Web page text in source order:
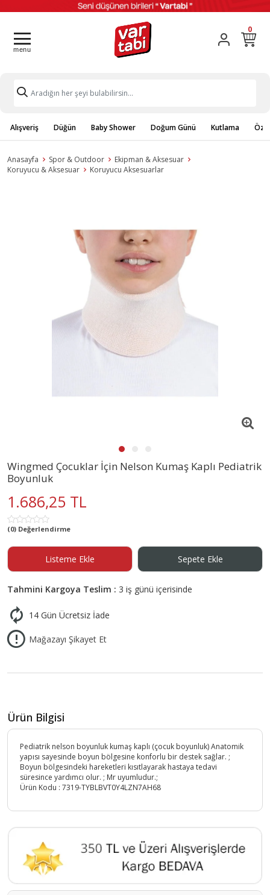
0
Alışveriş Düğün Baby Shower Doğum Günü Kutlama
Anasayfa Spor & Outdoor
Ekipman & Aksesuar
Koruyucu & Aksesuar
Koruyucu Aksesuarlar
Wingmed Çocuklar İçin Nelson Kumaş Kaplı Pediatrik
Boyunluk
1.686,25 TL
(0) Değerlendirme
Listeme Ekle Sepete Ekle
Tahmini Kargoya Teslim : 3 iş günü içerisinde
14 Gün Ücretsiz İade
Mağazayı Şikayet Et
Ürün Bilgisi
Pediatrik nelson boyunluk kumaş kaplı (çocuk boyunluk) Anatomik
yapısı sayesinde boyun bölgesine konforlu bir destek sağlar. ;
Boyun bölgesindeki hareketleri kısıtlayarak hastaya tedavi
süresince yardımcı olur. ; Mr uyumludur.;
Ürün Kodu : 7319-TYBLBVT0Y4LZN7AH68